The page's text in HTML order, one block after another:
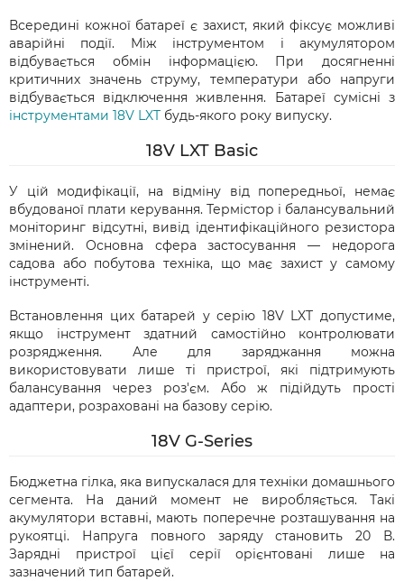
Всередині кожної батареї є захист, який фіксує можливі
аварійні події. Між інструментом і акумулятором
відбувається обмін інформацією. При досягненні
критичних значень струму, температури або напруги
відбувається відключення живлення. Батареї сумісні з
інструментами 18V LXT будь-якого року випуску.
18V LXT Basic
У цій модифікації, на відміну від попередньої, немає
вбудованої плати керування. Термістор і балансувальний
моніторинг відсутні, вивід ідентифікаційного резистора
змінений. Основна сфера застосування — недорога
садова або побутова техніка, що має захист у самому
інструменті.
Встановлення цих батарей у серію 18V LXT допустиме,
якщо інструмент здатний самостійно контролювати
розрядження. Але для заряджання можна
використовувати лише ті пристрої, які підтримують
балансування через роз'єм. Або ж підійдуть прості
адаптери, розраховані на базову серію.
18V G-Series
Бюджетна гілка, яка випускалася для техніки домашнього
сегмента. На даний момент не виробляється. Такі
акумулятори вставні, мають поперечне розташування на
рукоятці. Напруга повного заряду становить 20 В.
Зарядні пристрої цієї серії орієнтовані лише на
зазначений тип батарей.